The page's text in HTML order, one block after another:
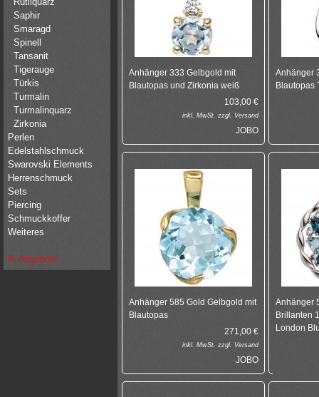
Anhänger 333 Gelbgold mit
Blautopas und Zirkonia weiß
103,00 €
inkl. MwSt. zzgl. Versand
JOBO
Anhänger
Blautopas
Anhänger 585 Gold Gelbgold mit
Blautopas
271,00 €
inkl. MwSt. zzgl. Versand
JOBO
Anhänger
Brillanten
London
Saphir
Smaragd
Spinell
Tansanit
Tigerauge
Türkis
Turmalin
Turmalinquarz
Zirkonia
Perlen
Edelstahlschmuck
Swarovski Elements
Herrenschmuck
Sets
Piercing
Schmuckkoffer
Weiteres
% Angebote